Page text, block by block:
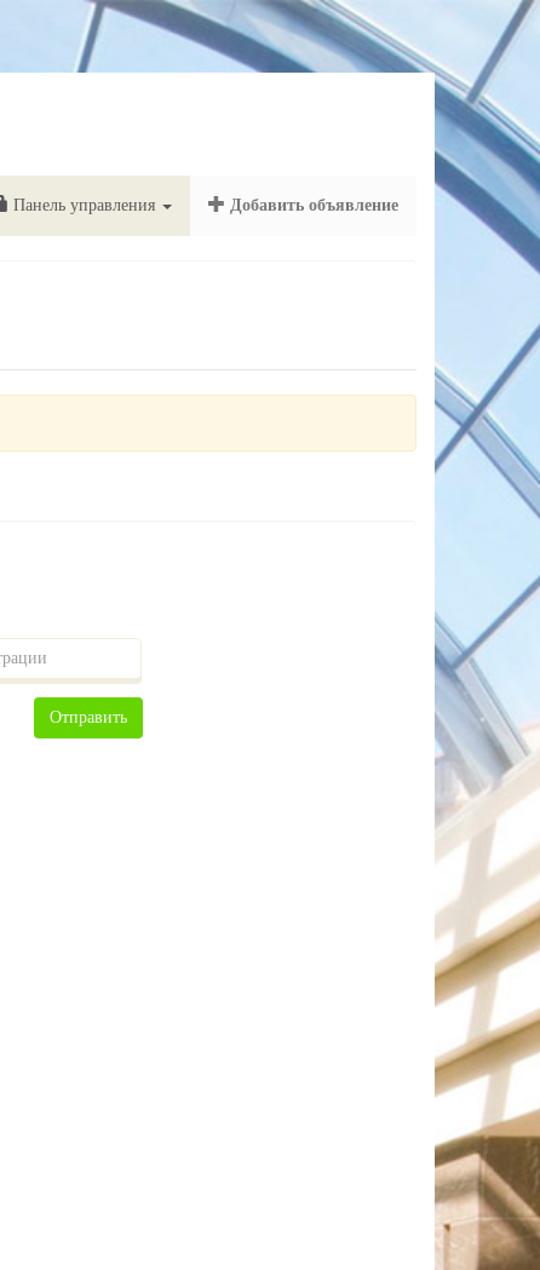
Панель управления Добавить объявление